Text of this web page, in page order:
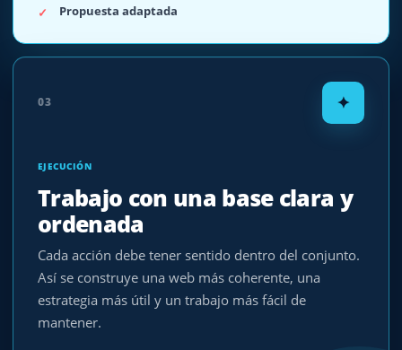
Propuesta adaptada
03 ✦
EJECUCIÓN
Trabajo con una base clara y
ordenada
Cada acción debe tener sentido dentro del conjunto.
Así se construye una web más coherente, una
estrategia más útil y un trabajo más fácil de
mantener.